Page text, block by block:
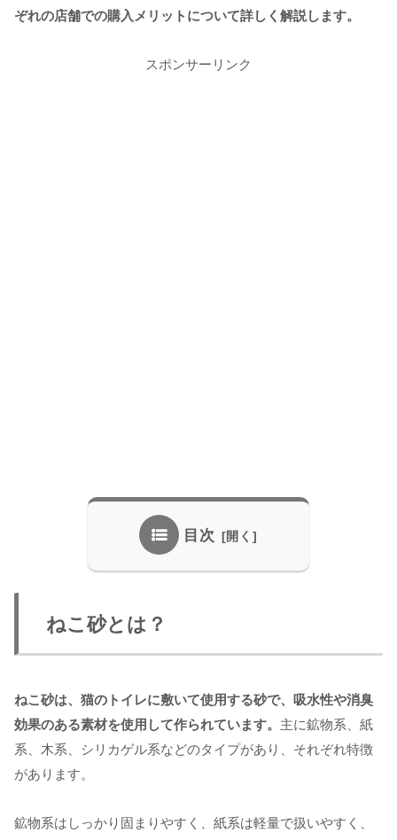
ぞれの店舗での購入メリットについて詳しく解説します。
スポンサーリンク
目次
ねこ砂とは？
ねこ砂は、猫のトイレに敷いて使用する砂で、吸水性や消臭
効果のある素材を使用して作られています。 主に鉱物系、紙
系、木系、シリカゲル系などのタイプがあり、それぞれ特徴
があります。
鉱物系はしっかり固まりやすく、紙系は軽量で扱いやすく、